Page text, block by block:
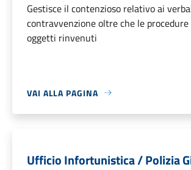
Gestisce il contenzioso relativo ai
contravvenzione oltre che le
oggetti rinvenuti
VAI ALLA PAGINA
Ufficio Infortunistica / Polizia